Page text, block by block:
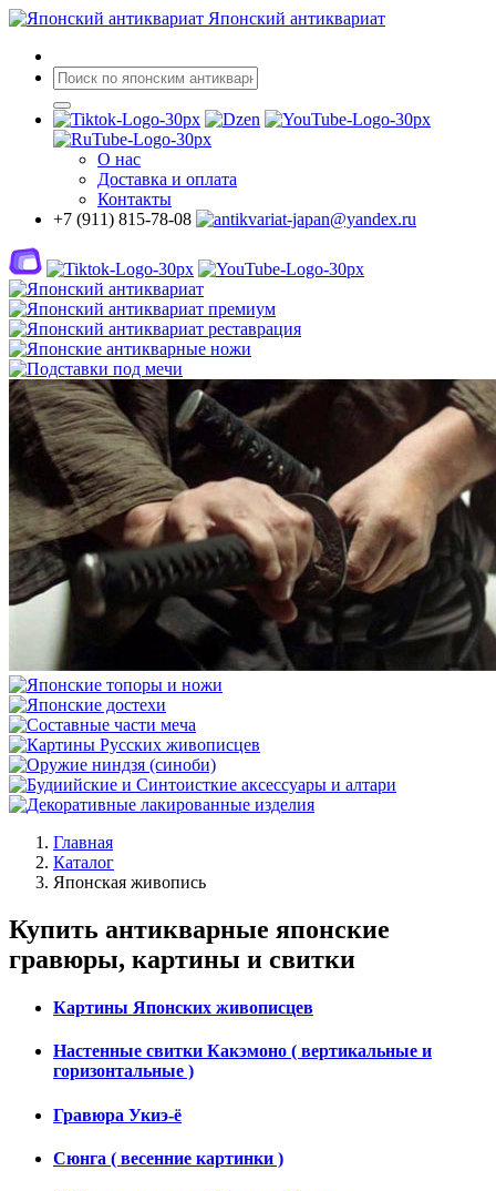
Японский антиквариат
О нас
Доставка и оплата
Контакты
+7 (911) 815-78-08
Главная
Каталог
Японская живопись
Купить антикварные японские
гравюры, картины и свитки
Картины Японских живописцев
Настенные свитки Какэмоно ( вертикальные и
горизонтальные )
Гравюра Укиэ-ё
Сюнга ( весенние картинки )